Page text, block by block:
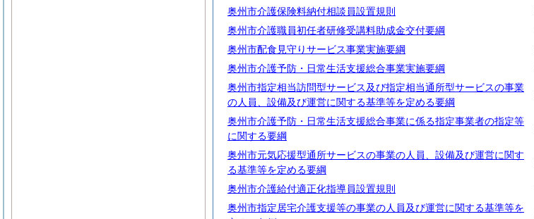
奥州市介護保険料納付相談員設置規則
奥州市介護職員初任者研修受講料助成金交付要綱
奥州市配食見守りサービス事業実施要綱
奥州市介護予防・日常生活支援総合事業実施要綱
奥州市指定相当訪問型サービス及び指定相当通所型サービスの事業
の人員、設備及び運営に関する基準等を定める要綱
奥州市介護予防・日常生活支援総合事業に係る指定事業者の指定等
に関する要綱
奥州市元気応援型通所サービスの事業の人員、設備及び運営に関す
る基準等を定める要綱
奥州市介護給付適正化指導員設置規則
奥州市指定居宅介護支援等の事業の人員及び運営に関する基準等を